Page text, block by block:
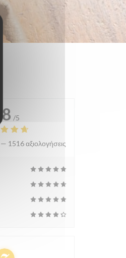
/5
— 1516 αξιολογήσεις